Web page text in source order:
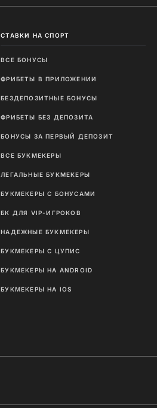
СТАВКИ НА СПОРТ
ВСЕ БОНУСЫ
ФРИБЕТЫ В ПРИЛОЖЕНИИ
БЕЗДЕПОЗИТНЫЕ БОНУСЫ
ФРИБЕТЫ БЕЗ ДЕПОЗИТА
БОНУСЫ ЗА ПЕРВЫЙ ДЕПОЗИТ
ВСЕ БУКМЕКЕРЫ
ЛЕГАЛЬНЫЕ БУКМЕКЕРЫ
БУКМЕКЕРЫ С БОНУСАМИ
БК ДЛЯ VIP-ИГРОКОВ
НАДЕЖНЫЕ БУКМЕКЕРЫ
БУКМЕКЕРЫ С ЦУПИС
БУКМЕКЕРЫ НА ANDROID
БУКМЕКЕРЫ НА IOS